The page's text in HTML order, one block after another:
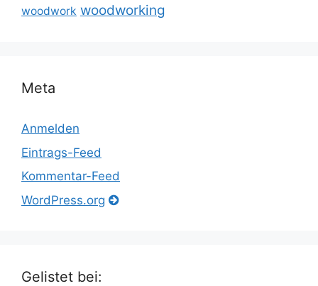
woodwork woodworking
Meta
Anmelden
Eintrags-Feed
Kommentar-Feed
WordPress.org
Gelistet bei: